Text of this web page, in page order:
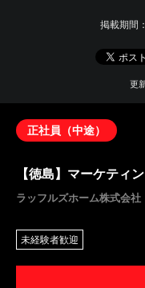
掲載期間：
更
正社員（中途）
【徳島】マーケティ
ラッフルズホーム株式会社
未経験者歓迎